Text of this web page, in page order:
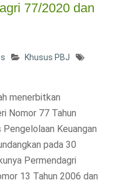
77/2020 dan
Khusus PBJ
menerbitkan
Nomor 77 Tahun
Keuangan
pada 30
Permendagri
13 Tahun 2006 dan